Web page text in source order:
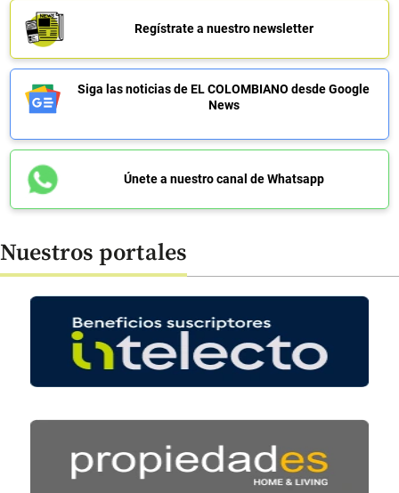
Regístrate a nuestro newsletter
Siga las noticias de EL COLOMBIANO desde Google
News
Únete a nuestro canal de Whatsapp
Nuestros portales